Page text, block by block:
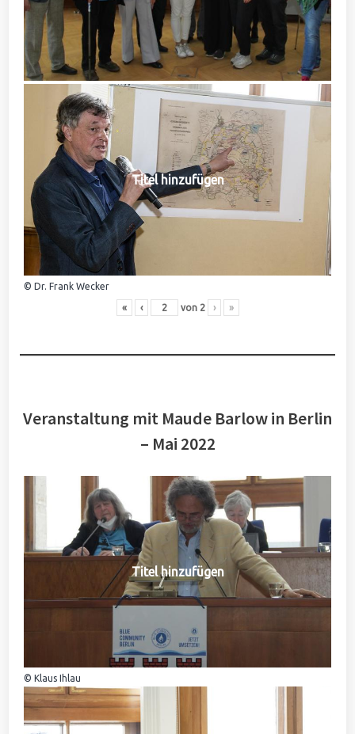
Titel hinzufügen
© Dr. Frank Wecker
« ‹ von 2 › »
Veranstaltung mit Maude Barlow in Berlin
– Mai 2022
Titel hinzufügen
© Klaus Ihlau